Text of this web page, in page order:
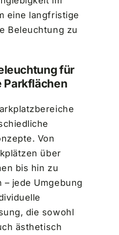
eine langfristige
Beleuchtung zu
für
Von
über
bis hin zu
– jede Umgebung
die sowohl
ästhetisch